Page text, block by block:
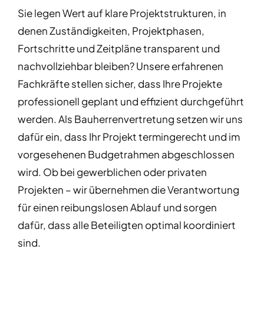
Sie legen Wert auf klare Projektstrukturen, in
denen Zuständigkeiten, Projektphasen,
Fortschritte und Zeitpläne transparent und
nachvollziehbar bleiben? Unsere erfahrenen
Fachkräfte stellen sicher, dass Ihre Projekte
professionell geplant und effizient durchgeführt
werden. Als Bauherrenvertretung setzen wir uns
dafür ein, dass Ihr Projekt termingerecht und im
vorgesehenen Budgetrahmen abgeschlossen
wird. Ob bei gewerblichen oder privaten
Projekten – wir übernehmen die Verantwortung
für einen reibungslosen Ablauf und sorgen
dafür, dass alle Beteiligten optimal koordiniert
sind.